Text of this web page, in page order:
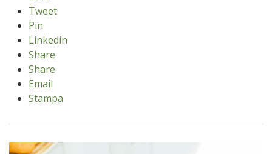
Tweet
Pin
Linkedin
Share
Share
Email
Stampa